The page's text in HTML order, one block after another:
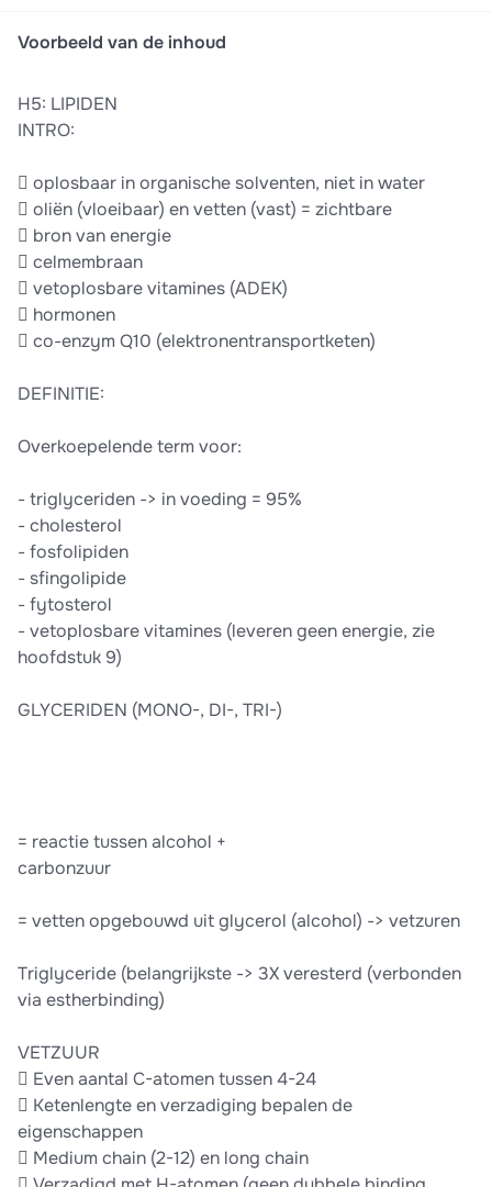
conceptbegrip van deze essentiële voedingsstof.
Voorbeeld van de inhoud
H5: LIPIDEN
INTRO:
 oplosbaar in organische solventen, niet in water
 oliën (vloeibaar) en vetten (vast) = zichtbare
 bron van energie
 celmembraan
 vetoplosbare vitamines (ADEK)
 hormonen
 co-enzym Q10 (elektronentransportketen)
DEFINITIE:
Overkoepelende term voor:
- triglyceriden -> in voeding = 95%
- cholesterol
- fosfolipiden
- sfingolipide
- fytosterol
- vetoplosbare vitamines (leveren geen energie, zie
hoofdstuk 9)
GLYCERIDEN (MONO-, DI-, TRI-)
= reactie tussen alcohol +
carbonzuur
= vetten opgebouwd uit glycerol (alcohol) -> vetzuren
Triglyceride (belangrijkste -> 3X veresterd (verbonden
via estherbinding)
VETZUUR
 Even aantal C-atomen tussen 4-24
 Ketenlengte en verzadiging bepalen de
eigenschappen
 Medium chain (2-12) en long chain